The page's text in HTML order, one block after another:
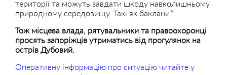
території та можуть завдати шкоду навколишньому
природному середовищу. Такі як баклани.”
Тож місцева влада, рятувальники та правоохоронці
просять запоріжців утриматись від прогулянок на
острів Дубовий.
Оперативну інформацію про ситуацію читайте у